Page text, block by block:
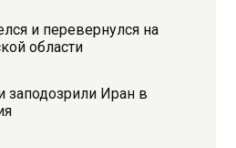
и перевернулся на
области
заподозрили Иран в